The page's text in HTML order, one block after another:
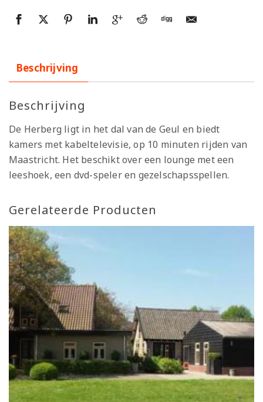
Beschrijving
Beschrijving
De Herberg ligt in het dal van de Geul en biedt
kamers met kabeltelevisie, op 10 minuten rijden van
Maastricht. Het beschikt over een lounge met een
leeshoek, een dvd-speler en gezelschapsspellen.
Gerelateerde Producten